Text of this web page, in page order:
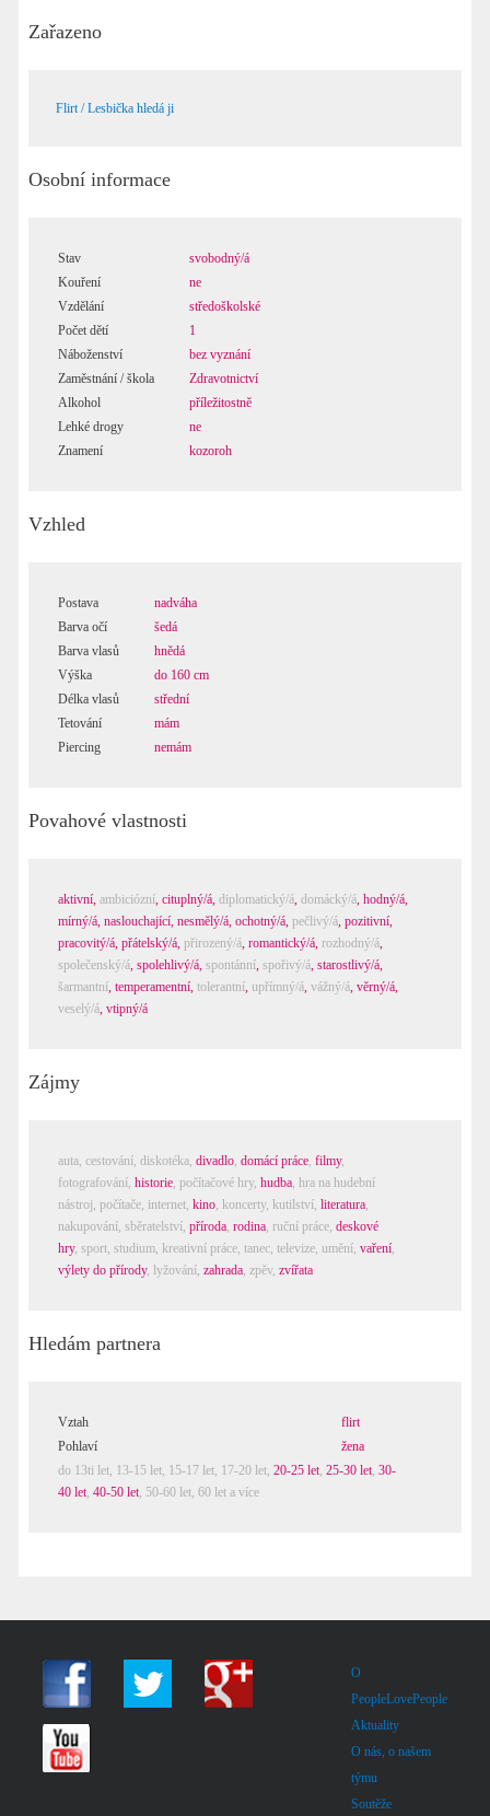
Zařazeno
Flirt / Lesbička hledá ji
Osobní informace
Stav
svobodný/á
Kouření
ne
Vzdělání
středoškolské
Počet dětí
1
Náboženství
bez vyznání
Zaměstnání / škola
Zdravotnictví
Alkohol
příležitostně
Lehké drogy
ne
Znamení
kozoroh
Vzhled
Postava
nadváha
Barva očí
šedá
Barva vlasů
hnědá
Výška
do 160 cm
Délka vlasů
střední
Tetování
mám
Piercing
nemám
Povahové vlastnosti
aktivní, ambiciózní, cituplný/á, diplomatický/á, domácký/á, hodný/á,
mírný/á, naslouchající, nesmělý/á, ochotný/á, pečlivý/á, pozitivní,
pracovitý/á, přátelský/á, přirozený/á, romantický/á, rozhodný/á,
společenský/á, spolehlivý/á, spontánní, spořivý/á, starostlivý/á,
šarmantní, temperamentní, tolerantní, upřímný/á, vážný/á, věrný/á,
veselý/á, vtipný/á
Zájmy
auta, cestování, diskotéka, divadlo, domácí práce, filmy,
fotografování, historie, počítačové hry, hudba, hra na hudební
nástroj, počítače, internet, kino, koncerty, kutilství, literatura,
nakupování, sběratelství, příroda, rodina, ruční práce, deskové
hry, sport, studium, kreativní práce, tanec, televize, umění, vaření,
výlety do přírody, lyžování, zahrada, zpěv, zvířata
Hledám partnera
Vztah
flirt
Pohlaví
žena
do 13ti let, 13-15 let, 15-17 let, 17-20 let, 20-25 let, 25-30 let, 30-
40 let, 40-50 let, 50-60 let, 60 let a více
O
PeopleLovePeople
Aktuality
O nás, o našem
týmu
Soutěže